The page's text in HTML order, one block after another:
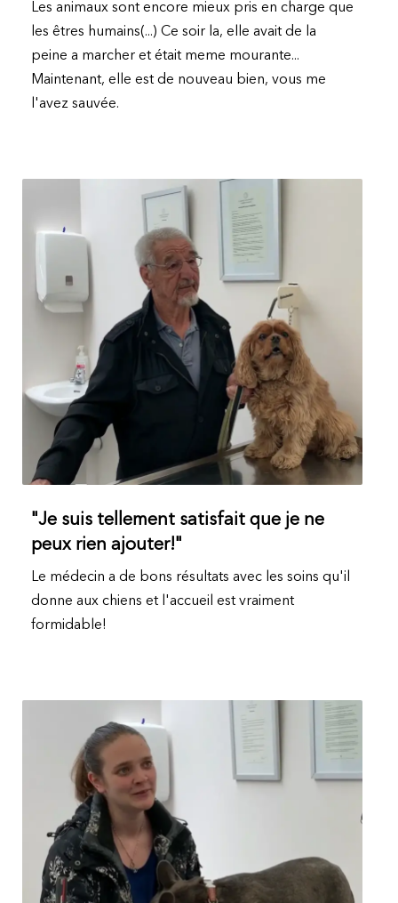
Les animaux sont encore mieux pris en charge que
les êtres humains(...) Ce soir la, elle avait de la
peine a marcher et était meme mourante...
Maintenant, elle est de nouveau bien, vous me
l'avez sauvée.
"Je suis tellement satisfait que je ne
peux rien ajouter!"
Le médecin a de bons résultats avec les soins qu'il
donne aux chiens et l'accueil est vraiment
formidable!